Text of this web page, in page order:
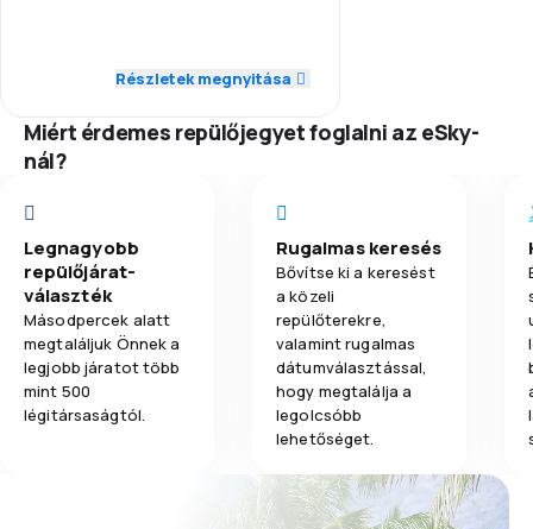
Étkezés
Pontosság 5,0
Repülési hálózat 5,0
4,0
Utazási kényelem 5,0
Poggyászszállítás 5,0
Étkezés 5,0
Részletek megnyitása
Miért érdemes repülőjegyet foglalni az eSky-
nál?
Legnagyobb
repülőjárat-
választék
Másodpercek alatt
megtaláljuk Önnek a
legjobb járatot több
mint 500
légitársaságtól.
Rugalmas keresés
Bővítse ki a keresést
a közeli
repülőterekre,
valamint rugalmas
dátumválasztással,
hogy megtalálja a
legolcsóbb
lehetőséget.